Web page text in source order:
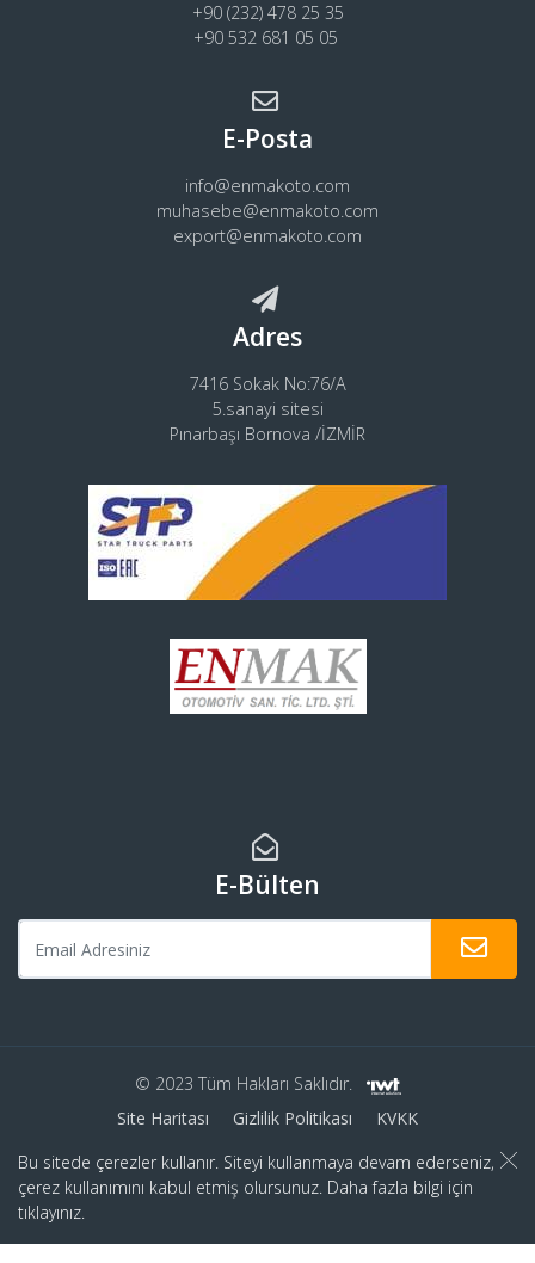
+90 (232) 478 25 35
+90 532 681 05 05
E-Posta
info@enmakoto.com
muhasebe@enmakoto.com
export@enmakoto.com
Adres
7416 Sokak No:76/A
5.sanayi sitesi
Pınarbaşı Bornova /İZMİR
E-Bülten
© 2023 Tüm Hakları Saklıdır.
Site Haritası
Gizlilik Politikası
KVKK
Bu sitede çerezler kullanır. Siteyi kullanmaya devam ederseniz,
çerez kullanımını kabul etmiş olursunuz. Daha fazla bilgi için
tıklayınız.